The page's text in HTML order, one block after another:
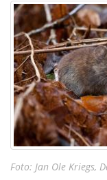
Foto: Jan Ole Kriegs,